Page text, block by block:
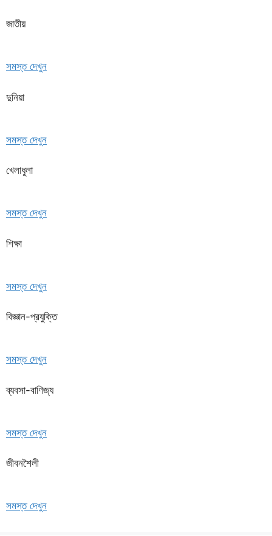
জাতীয়
সমস্ত দেখুন
দুনিয়া
সমস্ত দেখুন
খেলাধুলা
সমস্ত দেখুন
শিক্ষা
সমস্ত দেখুন
বিজ্ঞান-প্রযুক্তি
সমস্ত দেখুন
ব্যবসা-বাণিজ্য
সমস্ত দেখুন
জীবনশৈলী
সমস্ত দেখুন